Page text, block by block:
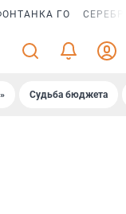
ГО
Судьба бюджета